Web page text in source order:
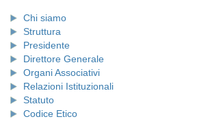
Chi siamo
Struttura
Presidente
Direttore Generale
Organi Associativi
Relazioni Istituzionali
Statuto
Codice Etico